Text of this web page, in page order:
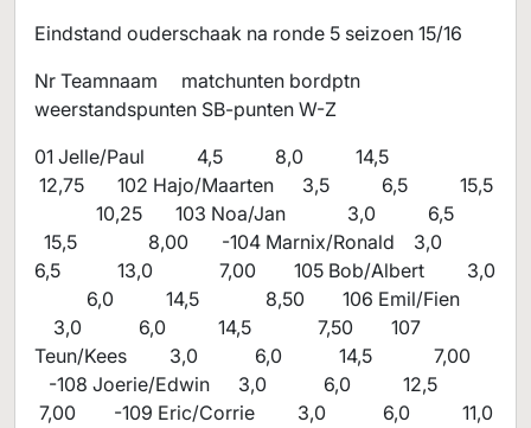
Eindstand ouderschaak na ronde 5 seizoen 15/16
Nr Teamnaam matchunten bordptn
weerstandspunten SB-punten W-Z
01 Jelle/Paul 4,5 8,0 14,5
12,75 102 Hajo/Maarten 3,5 6,5 15,5
10,25 103 Noa/Jan 3,0 6,5
15,5 8,00 -104 Marnix/Ronald 3,0
6,5 13,0 7,00 105 Bob/Albert 3,0
6,0 14,5 8,50 106 Emil/Fien
3,0 6,0 14,5 7,50 107
Teun/Kees 3,0 6,0 14,5 7,00
-108 Joerie/Edwin 3,0 6,0 12,5
7,00 -109 Eric/Corrie 3,0 6,0 11,0